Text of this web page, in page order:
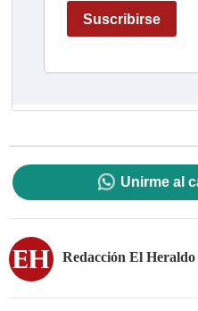
Unirme al
Redacción El Heraldo